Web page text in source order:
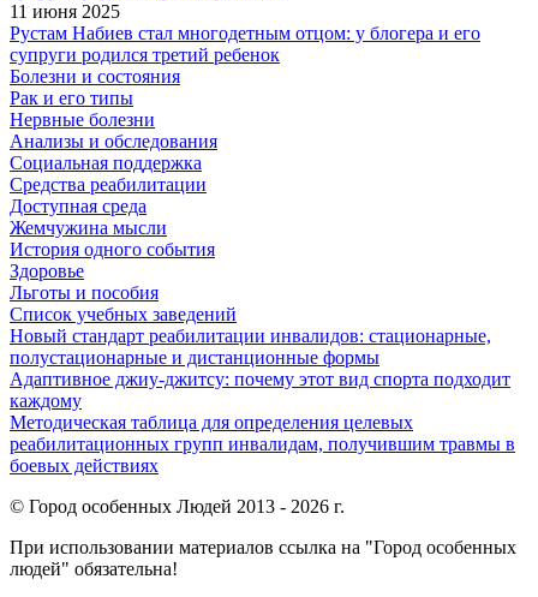
11 июня 2025
Рустам Набиев стал многодетным отцом: у блогера и его
супруги родился третий ребенок
Болезни и состояния
Рак и его типы
Нервные болезни
Анализы и обследования
Социальная поддержка
Средства реабилитации
Доступная среда
Жемчужина мысли
История одного события
Здоровье
Льготы и пособия
Список учебных заведений
Новый стандарт реабилитации инвалидов: стационарные,
полустационарные и дистанционные формы
Адаптивное джиу-джитсу: почему этот вид спорта подходит
каждому
Методическая таблица для определения целевых
реабилитационных групп инвалидам, получившим травмы в
боевых действиях
© Город особенных Людей 2013 - 2026 г.
При использовании материалов ссылка на "Город особенных
людей" обязательна!